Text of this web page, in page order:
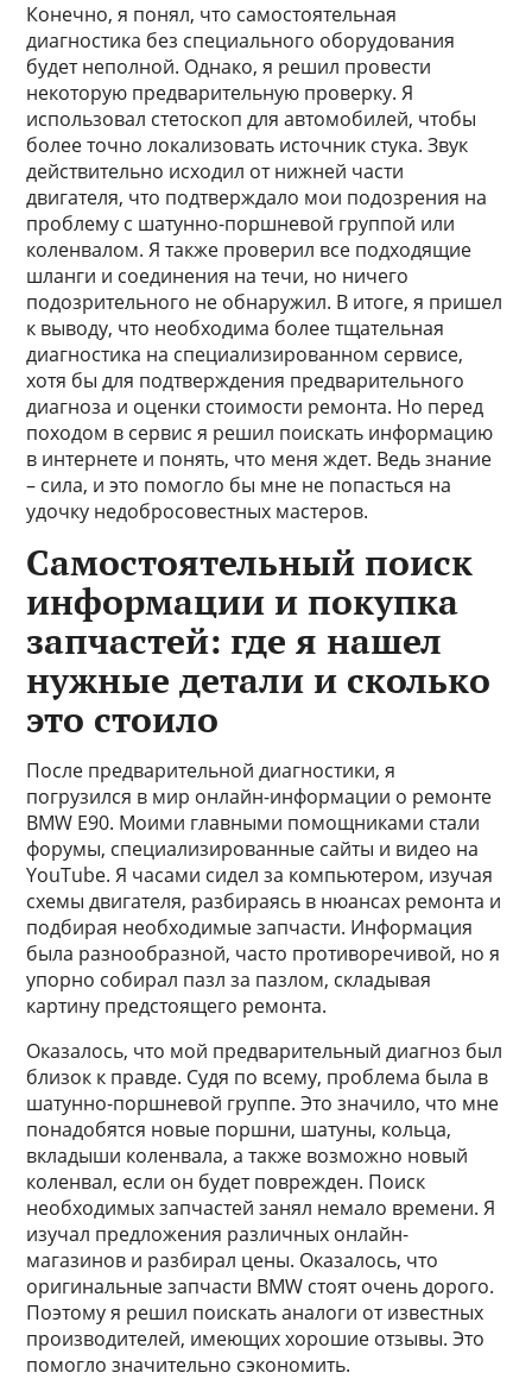
Конечно, я понял, что самостоятельная
диагностика без специального оборудования
будет неполной. Однако, я решил провести
некоторую предварительную проверку. Я
использовал стетоскоп для автомобилей, чтобы
более точно локализовать источник стука. Звук
действительно исходил от нижней части
двигателя, что подтверждало мои подозрения на
проблему с шатунно-поршневой группой или
коленвалом. Я также проверил все подходящие
шланги и соединения на течи, но ничего
подозрительного не обнаружил. В итоге, я пришел
к выводу, что необходима более тщательная
диагностика на специализированном сервисе,
хотя бы для подтверждения предварительного
диагноза и оценки стоимости ремонта. Но перед
походом в сервис я решил поискать информацию
в интернете и понять, что меня ждет. Ведь знание
– сила, и это помогло бы мне не попасться на
удочку недобросовестных мастеров.
Самостоятельный поиск
информации и покупка
запчастей: где я нашел
нужные детали и сколько
это стоило
После предварительной диагностики, я
погрузился в мир онлайн-информации о ремонте
BMW E90. Моими главными помощниками стали
форумы, специализированные сайты и видео на
YouTube. Я часами сидел за компьютером, изучая
схемы двигателя, разбираясь в нюансах ремонта и
подбирая необходимые запчасти. Информация
была разнообразной, часто противоречивой, но я
упорно собирал пазл за пазлом, складывая
картину предстоящего ремонта.
Оказалось, что мой предварительный диагноз был
близок к правде. Судя по всему, проблема была в
шатунно-поршневой группе. Это значило, что мне
понадобятся новые поршни, шатуны, кольца,
вкладыши коленвала, а также возможно новый
коленвал, если он будет поврежден. Поиск
необходимых запчастей занял немало времени. Я
изучал предложения различных онлайн-
магазинов и разбирал цены. Оказалось, что
оригинальные запчасти BMW стоят очень дорого.
Поэтому я решил поискать аналоги от известных
производителей, имеющих хорошие отзывы. Это
помогло значительно сэкономить.